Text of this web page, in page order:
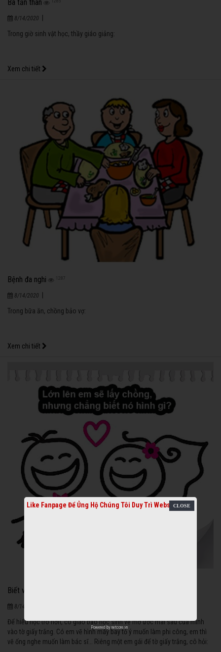
Ba tấn than
8/14/2020
Trong giờ sinh vật học, thầy giáo giảng:
Xem chi tiết
Bệnh đa nghi 1287
8/14/2020
Trong bữa ăn, chồng bảo vợ:
Xem chi tiết
Biết vẽ thế nào
8/14/2020
Để hiểu học trò hơn, cô giáo bảo học sinh vẽ mơ ước mai sau của mình
vào tờ giấy trắng. Có em vẽ hình máy bay tỏ ý muốn làm phi công, em thì
vẽ ống nghe muốn làm bác sĩ... Riêng một em gái để tờ giấy trắng, cô hỏi:
Like Fanpage Để Ủng Hộ Chúng Tôi Duy Trì Website
Powered by netcore.vn